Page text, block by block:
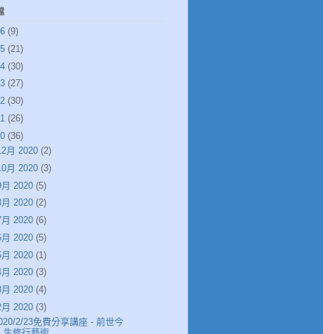
(9)
(21)
(30)
(27)
(30)
(26)
(36)
月 2020 (2)
月 2020 (3)
2020 (5)
2020 (2)
2020 (6)
2020 (5)
2020 (1)
2020 (3)
2020 (4)
月 2020 (3)
2/23免費分享講座 - 前世今